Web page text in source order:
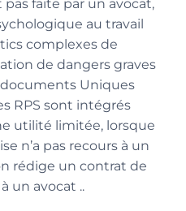
pas faite par un avocat,
au travail
complexes de
de dangers graves
Uniques
RPS sont intégrés
utilité limitée, lorsque
n’a pas recours à un
rédige un contrat de
un avocat ..